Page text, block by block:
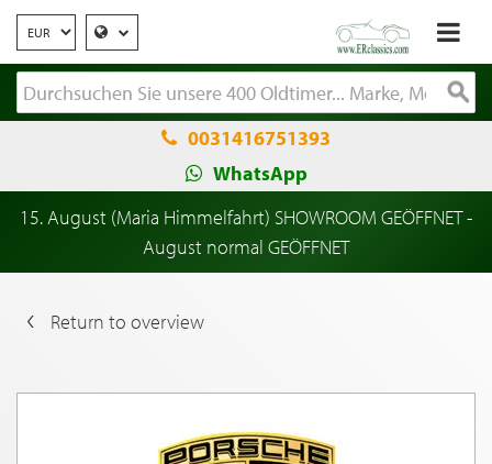
0031416751393
WhatsApp
15. August (Maria Himmelfahrt) SHOWROOM GEÖFFNET -
August normal GEÖFFNET
Return to overview